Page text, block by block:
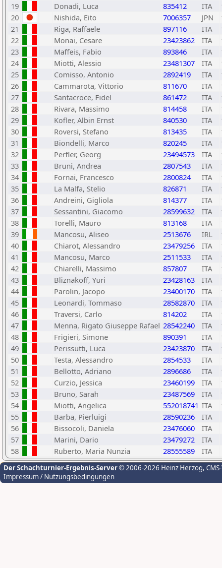
19
Donadi, Luca 835412 ITA
20
Nishida, Eito 7006357 JPN
21
Riga, Raffaele 897116 ITA
22
Monai, Cesare 23423862 ITA
23
Maffeis, Fabio 893846 ITA
24
Miotti, Alessio 23481307 ITA
25
Comisso, Antonio 2892419 ITA
26
Cammarota, Vittorio 811670 ITA
27
Santacroce, Fidel 861472 ITA
28
Rivara, Massimo 814458 ITA
29
Kofler, Albin Ernst 840530 ITA
30
Roversi, Stefano 813435 ITA
31
Biondelli, Marco 820245 ITA
32
Perfler, Georg 23494573 ITA
33
Bruni, Andrea 2807543 ITA
34
Fornai, Francesco 2800824 ITA
35
La Malfa, Stelio 826871 ITA
36
Andreini, Gigliola 814377 ITA
37
Sessantini, Giacomo 28599632 ITA
38
Torelli, Mauro 813168 ITA
39
Mancosu, Aliseo 2513676 IRL
40
Chiarot, Alessandro 23479256 ITA
41
Mancosu, Marco 2511533 ITA
42
Chiarelli, Massimo 857807 ITA
43
Bliznakoff, Yuri 23428163 ITA
44
Parolin, Jacopo 23400170 ITA
45
Leonardi, Tommaso 28582870 ITA
46
Traversi, Carlo 814202 ITA
47
Menna, Rigato Giuseppe Rafael 28542240 ITA
48
Frigieri, Simone 890391 ITA
49
Perissutti, Luca 23423870 ITA
50
Testa, Alessandro 2854533 ITA
51
Bellotto, Adriano 2896686 ITA
52
Curzio, Jessica 23460199 ITA
53
Bruno, Sarah 23487569 ITA
54
Miotti, Angelica 552018741 ITA
55
Barba, Pierluigi 28590236
ITA
56
Bissocoli, Daniela 23476060
ITA
57
Marini, Dario 23479272
ITA
58
Ruberto, Maria Nunzia 28555589 ITA
Der Schachturnier-Ergebnis-Server© 2006-2026 Heinz Herzog,
Impressum / Nutzungsbedingungen